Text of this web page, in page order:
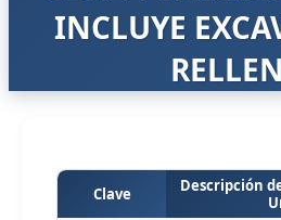
INCLUYE
Clave
Descripción